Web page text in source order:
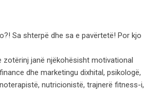
Sa shterpë dhe sa e pavërtetë! Por kjo
zotërinj janë njëkohësisht motivational
dhe marketingu dixhital, psikologë,
nutricionistë, trajnerë fitness-i,